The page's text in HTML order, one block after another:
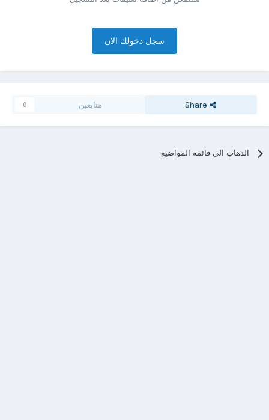
سجل دخولك الان
Share متابعين 0
الذهاب الي قائمه المواضيع